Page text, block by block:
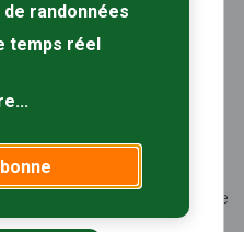
Contactez-nous
nombreux circuits de
(sites et milieux naturels,
…)
garants du savoir-faire
randonnées
temps réel